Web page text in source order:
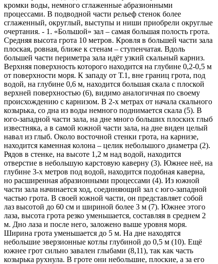
кромки воды, немного сглаженные абразионными
процессами. В подводной части рельеф стенок более
сглаженный, округлый, выступы и ниши приобрели округлые
очертания. - 1. «Большой» зал – самая большая полость грота.
Средняя высота грота 10 метров. Кровля в большей части зала
плоская, ровная, ближе к стенам – ступенчатая. Вдоль
большей части периметра зала идёт узкий скальный карниз.
Верхняя поверхность которого находится на глубине 0,2-0,5 м
от поверхности моря. К западу от Т.1, вне границ грота, под
водой, на глубине 0,6 м, находится большая скала с плоской
верхней поверхностью (6), видимо аналогичная по своему
происхождению с карнизом. В 2-х метрах от начала скального
козырька, со дна из воды немного поднимается скала (5). В
юго-западной части зала, на дне много больших плоских глыб
известняка, а в самой южной части зала, на дне виден целый
навал из глыб. Около восточной стенки грота, на карнизе,
находится каменная колона – целик небольшого диаметра (2).
Рядов в стенке, на высоте 1,2 м над водой, находится
отверстие в небольшую карстовую каверну (3). Южнее неё, на
глубине 3-х метров под водой, находится подобная каверна,
но расширенная абразионными процессами (4). Из южной
части зала начинается ход, соединяющий зал с юго-западной
частью грота. В своей южной части, он представляет собой
лаз высотой до 60 см и шириной более 3 м (7). Южнее этого
лаза, высота грота резко уменьшается, составляя в среднем 2
м. Дно лаза и после него, заложено выше уровня моря.
Ширина грота уменьшается до 5 м. На дне находятся
небольшие эверзионные котлы глубиной до 0,5 м (10). Ещё
южнее грот сильно завален глыбами (8,11), так как часть
козырька рухнула. В гроте они небольшие, плоские, а за его